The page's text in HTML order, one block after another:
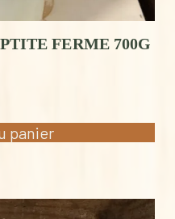
FERME 700G
panier